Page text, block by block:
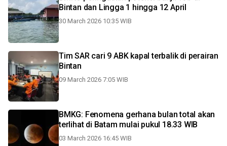
Bintan dan Lingga 1 hingga 12 April
30 March 2026 10:35 WIB
Tim SAR cari 9 ABK kapal terbalik di perairan
Bintan
09 March 2026 7:05 WIB
BMKG: Fenomena gerhana bulan total akan
terlihat di Batam mulai pukul 18.33 WIB
03 March 2026 16:45 WIB